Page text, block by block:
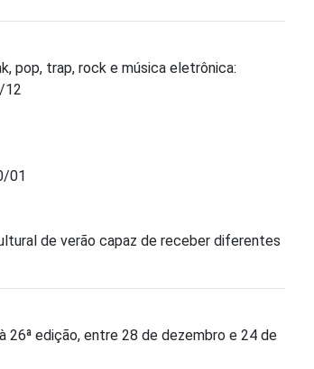
pop, trap, rock e música eletrônica:
12
01
de verão capaz de receber diferentes
26ª edição, entre 28 de dezembro e 24 de